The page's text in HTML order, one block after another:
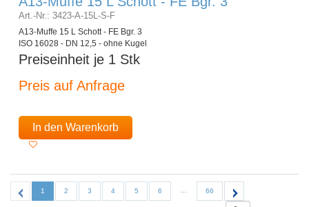
Art.-Nr.: 3423-A-15L-S-F
A13-Muffe 15 L Schott - FE Bgr. 3
ISO 16028 - DN 12,5 - ohne Kugel
Preiseinheit je 1 Stk
Preis auf Anfrage
In den Warenkorb
1 2 3 4 5 6 ... 66